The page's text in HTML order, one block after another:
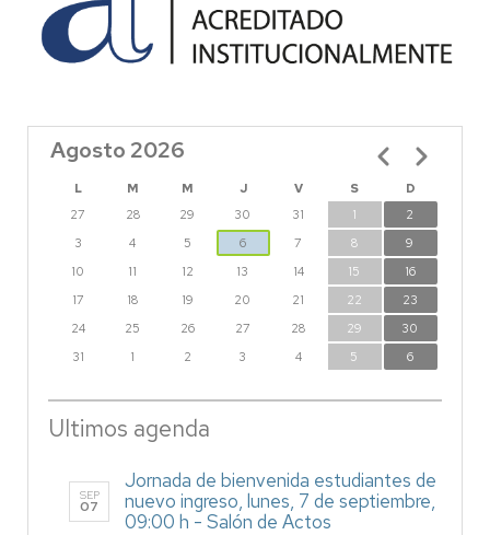
Agosto 2026
L M M J V S
D
27
28 29 30 31 1
2
3
4 5 6 7 8
9
10
11 12 13 14 15
16
17
18 19 20 21 22
23
24
25 26 27 28 29
30
31
1 2 3 4 5 6
Paginación
Ultimos agenda
SEP
07
Jornada de bienvenida estudiantes de
nuevo ingreso, lunes, 7 de septiembre,
09:00 h - Salón de Actos